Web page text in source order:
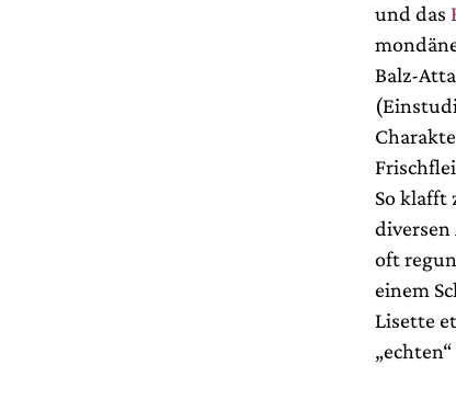
und das
Balz-
So klafft
diversen
oft
einem
Lisette